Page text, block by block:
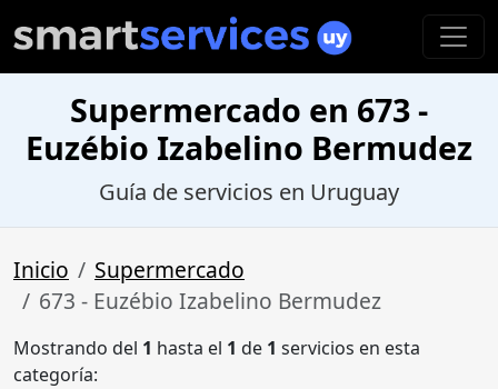
Supermercado en 673 -
Euzébio Izabelino Bermudez
Guía de servicios en Uruguay
Inicio
Supermercado
673 - Euzébio Izabelino Bermudez
Mostrando del 1 hasta el 1 de 1 servicios en esta
categoría: